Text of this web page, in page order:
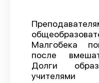
Малгобека
после
Долги
учителями